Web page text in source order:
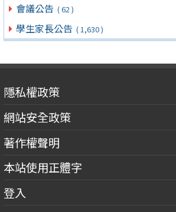
會議公告 ( 62 )
學生家長公告 ( 1,630 )
隱私權政策
網站安全政策
著作權聲明
本站使用正體字
登入